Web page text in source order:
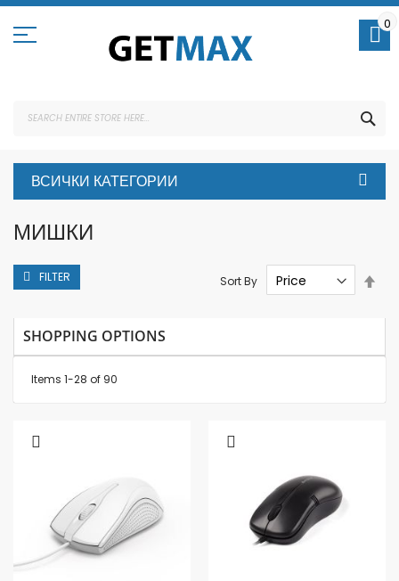
Skip
Content
0
ВСИЧКИ КАТЕГОРИИ
МИШКИ
Items 1-28 of 90
Sort By
FILTER
SHOPPING OPTIONS